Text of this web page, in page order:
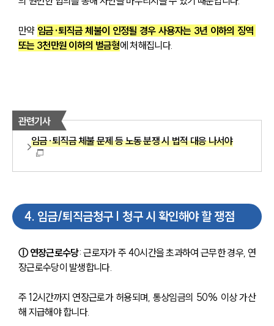
만약 임금·퇴직금 체불이 인정될 경우 사용자는 3년 이하의 징역
또는 3천만원 이하의 벌금형에 처해집니다.
관련기사
임금·퇴직금 체불 문제 등 노동 분쟁 시 법적 대응 나서야
4. 임금/퇴직금청구 | 청구 시 확인해야 할 쟁점
ⓛ 연장근로수당: 근로자가 주 40시간을 초과하여 근무한 경우, 연
장근로수당이 발생합니다.
주 12시간까지 연장근로가 허용되며, 통상임금의 50% 이상 가산
해 지급해야 합니다.